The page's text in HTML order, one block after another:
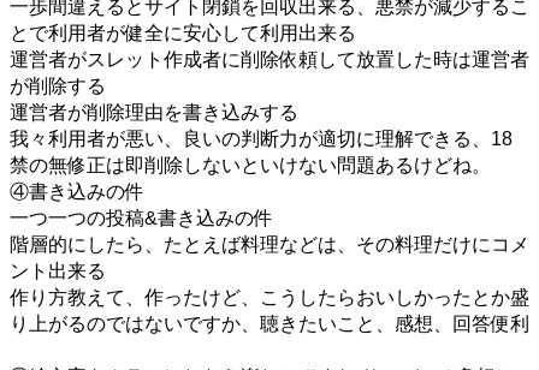
一歩間違えるとサイト閉鎖を回収出来る、悪禁が減少するこ
とで利用者が健全に安心して利用出来る
運営者がスレット作成者に削除依頼して放置した時は運営者
が削除する
運営者が削除理由を書き込みする
我々利用者が悪い、良いの判断力が適切に理解できる、18
禁の無修正は即削除しないといけない問題あるけどね。
④書き込みの件
一つ一つの投稿&書き込みの件
階層的にしたら、たとえば料理などは、その料理だけにコメ
ント出来る
作り方教えて、作ったけど、こうしたらおいしかったとか盛
り上がるのではないですか、聴きたいこと、感想、回答便利